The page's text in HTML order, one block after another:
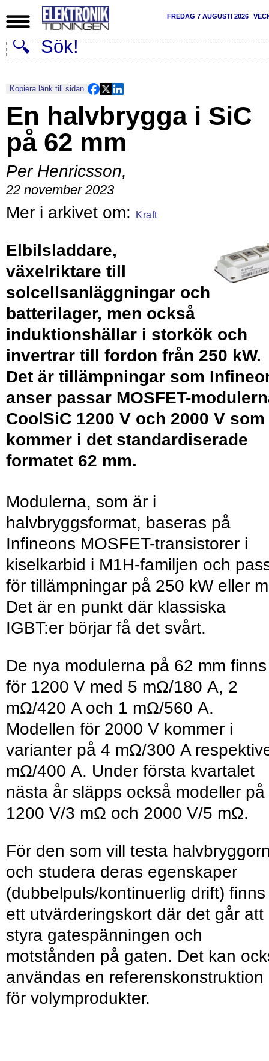
FREDAG 7 AUGUSTI 2026
Kopiera länk till sidan
En halvbrygga i SiC
på 62 mm
Per Henricsson,
22 november 2023
Kraft
Elbilsladdare,
växelriktare till
solcellsanläggningar och
batterilager, men också
induktionshällar i storkök och
invertrar till fordon från 250 kW.
Det är tillämpningar som
anser passar MOSFET-
CoolSiC 1200 V och 2000 V som
kommer i det standardiserade
formatet 62 mm.
Modulerna, som är i
halvbryggsformat, baseras på
Infineons MOSFET-transistorer i
kiselkarbid i M1H-familjen och
för tillämpningar på 250 kW eller
Det är en punkt där klassiska
IGBT:er börjar få det svårt.
De nya modulerna på 62 mm finns
för 1200 V med 5 mΩ/180 A, 2
mΩ/420 A och 1 mΩ/560 A.
Modellen för 2000 V kommer i
varianter på 4 mΩ/300 A
mΩ/400 A. Under första kvartalet
nästa år släpps också modeller på
1200 V/3 mΩ och 2000 V/5 mΩ.
För den som vill testa
och studera deras egenskaper
(dubbelpuls/kontinuerlig drift) finns
ett utvärderingskort där det går att
styra gatespänningen och
motstånden på gaten. Det kan
användas en referenskonstruktion
för volymprodukter.